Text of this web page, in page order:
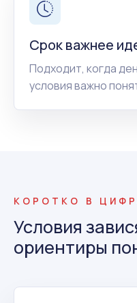
Срок важнее
Подходит, когда
условия важно
КОРОТКО В
Условия
ориентиры